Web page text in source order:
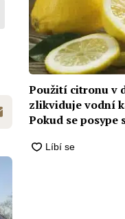
Použití citronu v
zlikviduje vodní
Pokud se